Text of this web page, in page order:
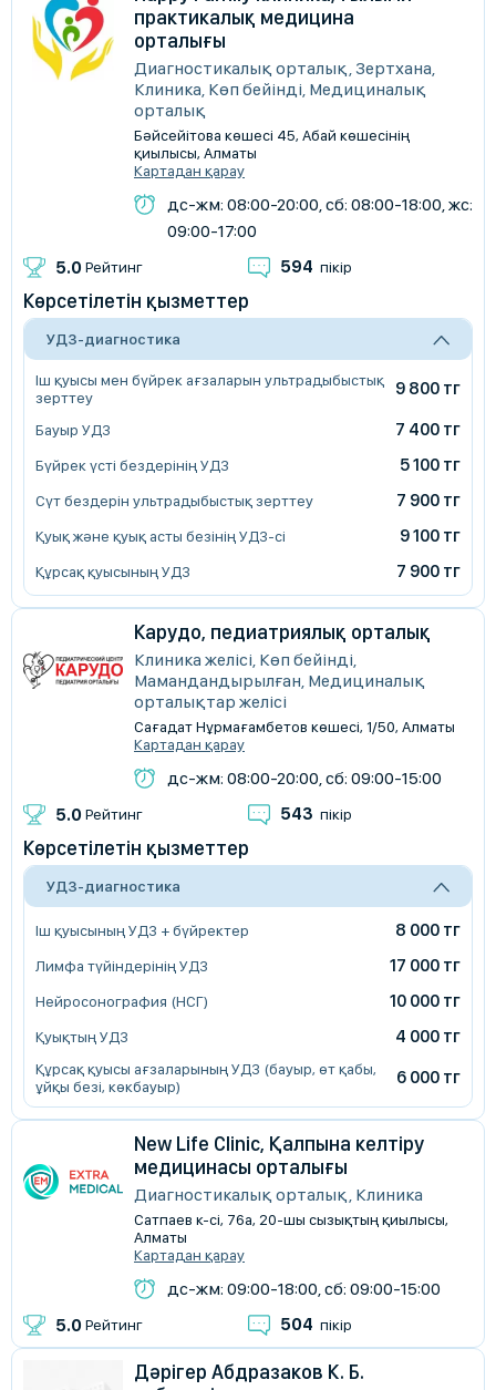
практикалық медицина
орталығы
Диагностикалық орталық, Зертхана,
Клиника, Көп бейінді, Медициналық
орталық
Бәйсейітова көшесі 45, Абай көшесінің
қиылысы, Алматы
Картадан қарау
дс-жм: 08:00-20:00, сб: 08:00-18:00, жс:
09:00-17:00
5.0 Рейтинг 594 пікір
Көрсетілетін қызметтер
УДЗ-диагностика
Іш қуысы мен бүйрек ағзаларын ультрадыбыстық
зерттеу
9 800 тг
Бауыр УДЗ 7 400 тг
Бүйрек үсті бездерінің УДЗ 5 100 тг
Сүт бездерін ультрадыбыстық зерттеу 7 900 тг
Қуық және қуық асты безінің УДЗ-сі 9 100 тг
Құрсақ қуысының УДЗ 7 900 тг
Карудо, педиатриялық орталық
Клиника желісі, Көп бейінді,
Мамандандырылған, Медициналық
орталықтар желісі
Сағадат Нұрмағамбетов көшесі, 1/50, Алматы
Картадан қарау
дс-жм: 08:00-20:00, сб: 09:00-15:00
5.0 Рейтинг 543 пікір
Көрсетілетін қызметтер
УДЗ-диагностика
Іш қуысының УДЗ + бүйректер 8 000 тг
Лимфа түйіндерінің УДЗ 17 000 тг
Нейросонография (НСГ) 10 000 тг
Қуықтың УДЗ 4 000 тг
Құрсақ қуысы ағзаларының УДЗ (бауыр, өт қабы,
ұйқы безі, көкбауыр)
6 000 тг
New Life Clinic, Қалпына келтіру
медицинасы орталығы
Диагностикалық орталық, Клиника
Сатпаев к-сі, 76а, 20-шы сызықтың қиылысы,
Алматы
Картадан қарау
дс-жм: 09:00-18:00, сб: 09:00-15:00
5.0 Рейтинг 504 пікір
Дәрігер Абдразаков К. Б.